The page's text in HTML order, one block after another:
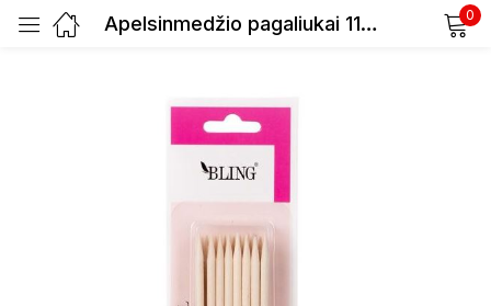
Apelsinmedžio pagaliukai 11cm 24vnt 0
Prisiminti slaptažodį